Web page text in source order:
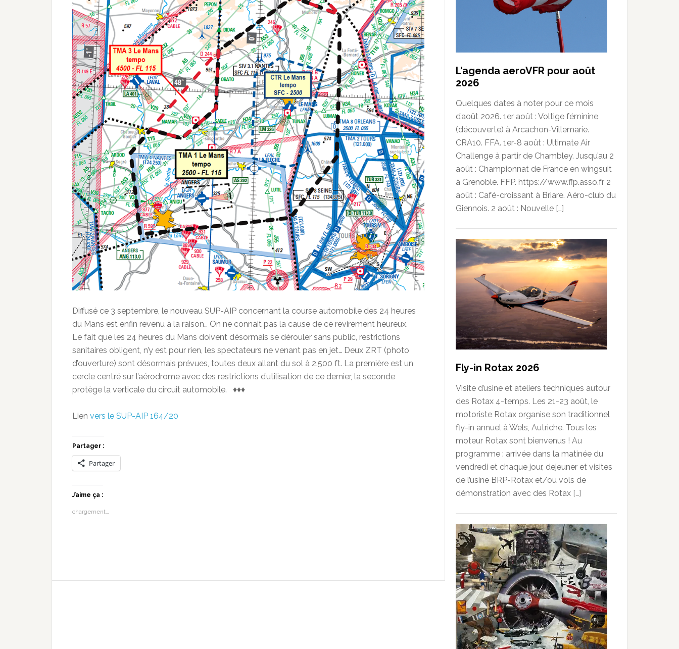
Diffusé ce 3 septembre, le nouveau SUP-AIP concernant la course automobile des 24 heures
du Mans est enfin revenu à la raison… On ne connait pas la cause de ce revirement heureux.
Le fait que les 24 heures du Mans doivent désormais se dérouler sans public, restrictions
sanitaires obligent, n’y est pour rien, les spectateurs ne venant pas en jet… Deux ZRT (photo
d’ouverture) sont désormais prévues, toutes deux allant du sol à 2.500 ft. La première est un
cercle centré sur l’aérodrome avec des restrictions d’utilisation de ce dernier, la seconde
protège la verticale du circuit automobile. ♦♦♦
Lien vers le SUP-AIP 164/20
Partager :
Partager
J’aime ça :
chargement…
L’agenda aeroVFR pour août
2026
Quelques dates à noter pour ce mois
d’août 2026. 1er août : Voltige féminine
(découverte) à Arcachon-Villemarie.
CRA10. FFA. 1er-8 août : Ultimate Air
Challenge à partir de Chambley. Jusqu’au 2
août : Championnat de France en wingsuit
à Grenoble. FFP. https://www.ffp.asso.fr 2
août : Café-croissant à Briare. Aéro-club du
Giennois. 2 août : Nouvelle […]
Fly-in Rotax 2026
Visite d’usine et ateliers techniques autour
des Rotax 4-temps. Les 21-23 août, le
motoriste Rotax organise son traditionnel
fly-in annuel à Wels, Autriche. Tous les
moteur Rotax sont bienvenus ! Au
programme : arrivée dans la matinée du
vendredi et chaque jour, dejeuner et visites
de l’usine BRP-Rotax et/ou vols de
démonstration avec des Rotax […]